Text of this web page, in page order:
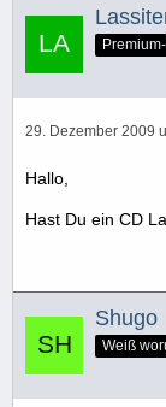
29. Dezember 2009
Hallo,
Hast Du ein CD
Shugo
Weiß